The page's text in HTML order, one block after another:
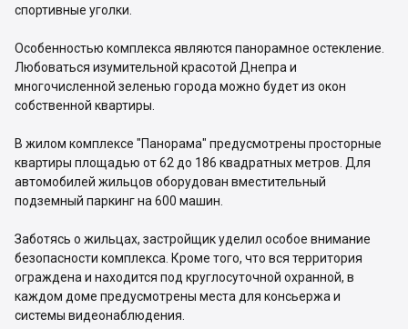
спортивные уголки.
Особенностью комплекса являются панорамное остекление.
Любоваться изумительной красотой Днепра и
многочисленной зеленью города можно будет из окон
собственной квартиры.
В жилом комплексе "Панорама" предусмотрены просторные
квартиры площадью от 62 до 186 квадратных метров. Для
автомобилей жильцов оборудован вместительный
подземный паркинг на 600 машин.
Заботясь о жильцах, застройщик уделил особое внимание
безопасности комплекса. Кроме того, что вся территория
ограждена и находится под круглосуточной охранной, в
каждом доме предусмотрены места для консьержа и
системы видеонаблюдения.